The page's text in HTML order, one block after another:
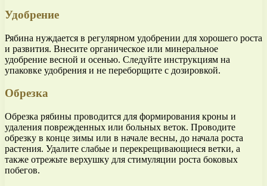
Удобрение
Рябина нуждается в регулярном удобрении для хорошего роста
и развития. Внесите органическое или минеральное
удобрение весной и осенью. Следуйте инструкциям на
упаковке удобрения и не переборщите с дозировкой.
Обрезка
Обрезка рябины проводится для формирования кроны и
удаления поврежденных или больных веток. Проводите
обрезку в конце зимы или в начале весны, до начала роста
растения. Удалите слабые и перекрещивающиеся ветки, а
также отрежьте верхушку для стимуляции роста боковых
побегов.